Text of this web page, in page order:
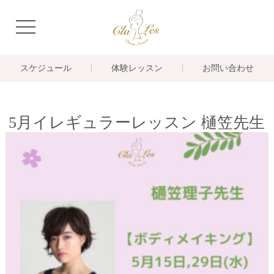
navigation
スケジュール 体験レッスン お問い合わせ
5月イレギュラーレッスン 樋笠先生